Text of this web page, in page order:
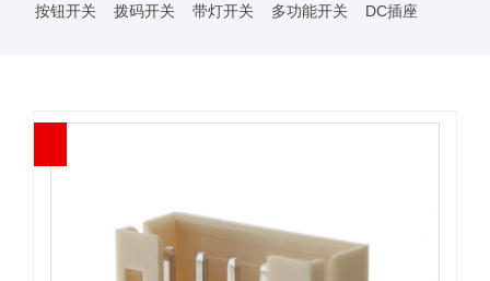
按钮开关
拨码开关 带灯开关 多功能开关 DC插座